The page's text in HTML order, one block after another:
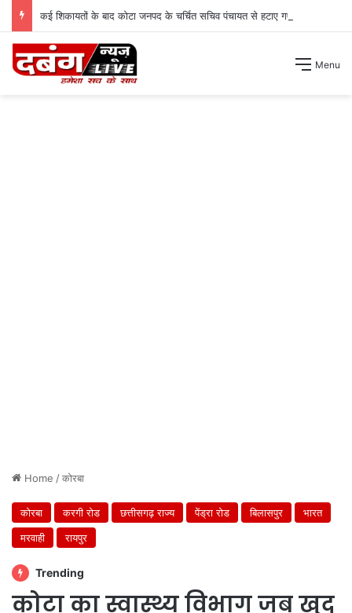
कई शिकायतों के बाद कोटा जनपद के चर्चित सचिव पंचायत से हटाए गए ।
Menu
Home /कोरबा
कोरबा करगी रोड छत्तीसगढ़ राज्य पेंड्रा रोड बिलासपुर
भारत
मरवाही
रायपुर
Trending
कोटा का स्वास्थ्य विभाग जब खुद